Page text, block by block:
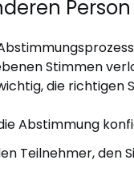
Stimmen
die richtigen
Abstimmung
Teilnehmer, den